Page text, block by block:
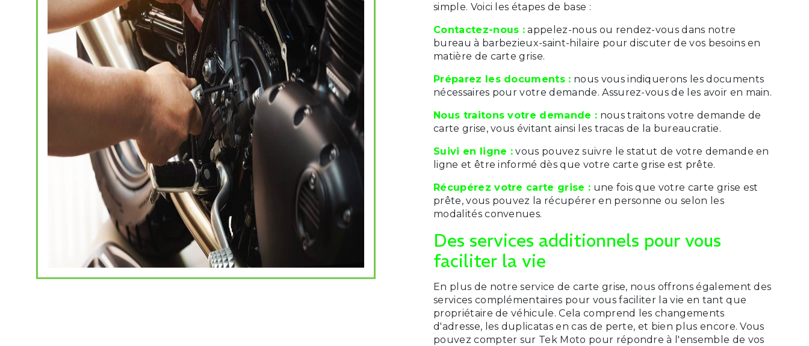
simple. Voici les étapes de base :
Contactez-nous : appelez-nous ou rendez-vous dans notre
bureau à barbezieux-saint-hilaire pour discuter de vos besoins en
matière de carte grise.
Préparez les documents : nous vous indiquerons les documents
nécessaires pour votre demande. Assurez-vous de les avoir en main.
Nous traitons votre demande : nous traitons votre demande de
carte grise, vous évitant ainsi les tracas de la bureaucratie.
Suivi en ligne : vous pouvez suivre le statut de votre demande en
ligne et être informé dès que votre carte grise est prête.
Récupérez votre carte grise : une fois que votre carte grise est
prête, vous pouvez la récupérer en personne ou selon les
modalités convenues.
Des services additionnels pour vous
faciliter la vie
En plus de notre service de carte grise, nous offrons également des
services complémentaires pour vous faciliter la vie en tant que
propriétaire de véhicule. Cela comprend les changements
d'adresse, les duplicatas en cas de perte, et bien plus encore. Vous
pouvez compter sur Tek Moto pour répondre à l'ensemble de vos